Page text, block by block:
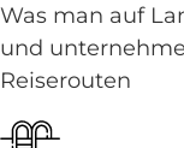
Was man auf
und
Reiserouten